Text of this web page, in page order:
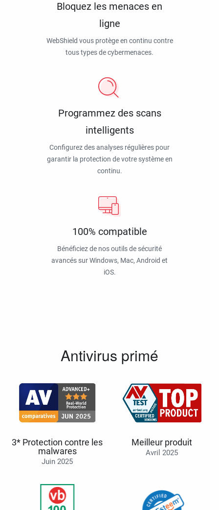
Bloquez les menaces en
ligne
WebShield vous protège en continu contre
tous types de cybermenaces.
Programmez des scans
intelligents
Configurez des analyses régulières pour
garantir la protection de votre système en
continu.
100% compatible
Bénéficiez de nos outils de sécurité
avancés sur Windows, Mac, Android et
iOS.
Antivirus primé
3* Protection contre les
malwares
Juin 2025
Meilleur produit
Avril 2025